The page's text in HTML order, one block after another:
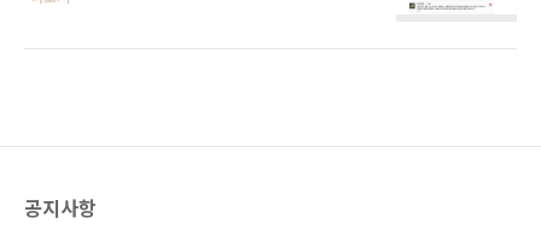
련 앱 등도 담겨 있다. 이용자는 누구나 소셜앱스
면 해당 이용자의 주요 관심 키워드, 비슷한 관심
공지사항